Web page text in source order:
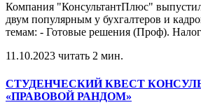
Компания "КонсультантПлюс"
двум популярным у бухгалтеров и
темам: - Готовые решения (Проф).
11.10.2023 читать 2 мин.
СТУДЕНЧЕСКИЙ КВЕСТ
«ПРАВОВОЙ РАНДОМ»